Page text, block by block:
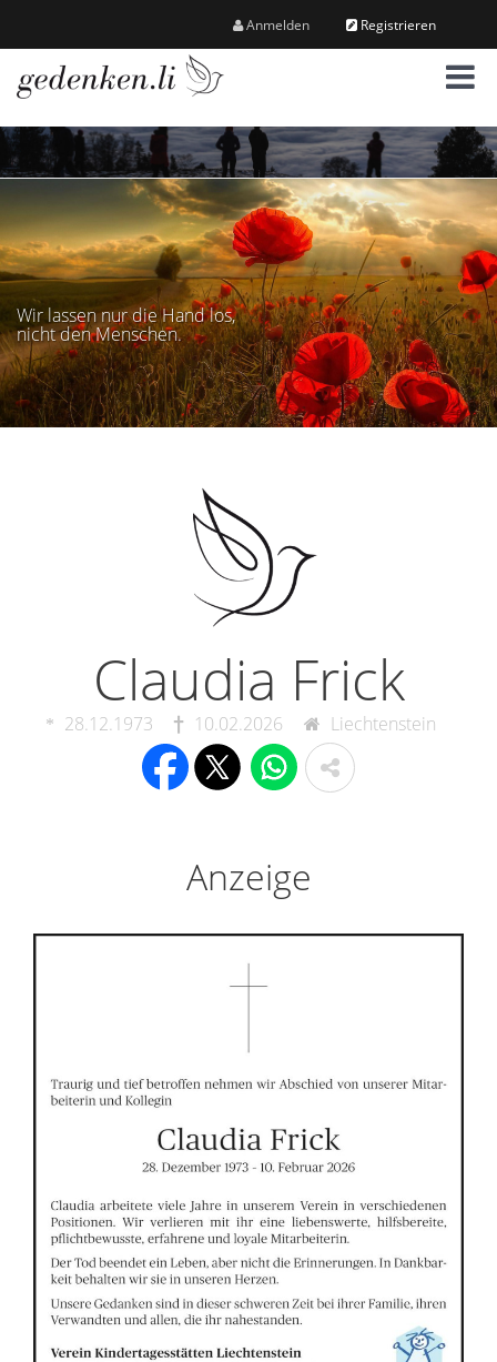
Anmelden Registrieren
M
e
n
ü
Wir lassen nur die Hand los,
nicht den Menschen.
Claudia Frick
28.12.1973 10.02.2026 Liechtenstein
Anzeige